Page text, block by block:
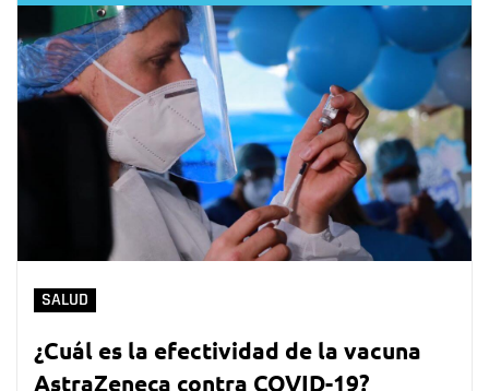
SALUD
¿Cuál es la efectividad de la vacuna
AstraZeneca contra COVID-19?